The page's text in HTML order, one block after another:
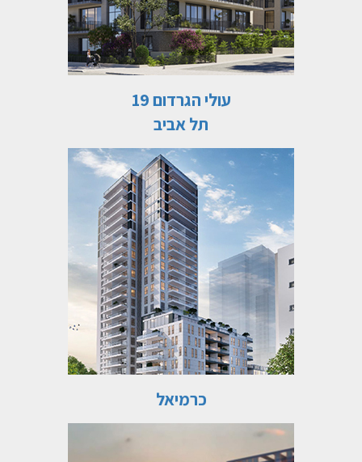
עולי הגרדום 19
תל אביב
כרמיאל